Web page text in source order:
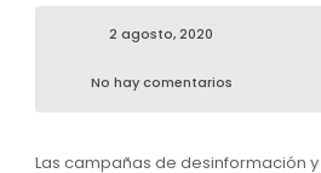
2 agosto, 2020
No hay comentarios
Las campañas de desinformación